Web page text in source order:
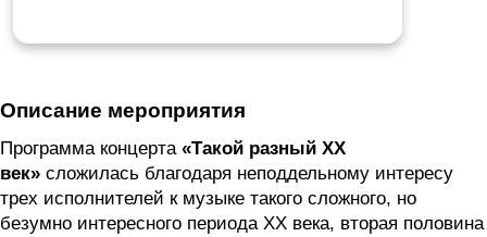
Описание мероприятия
Программа концерта «Такой разный XX
век» сложилась благодаря неподдельному интересу
трех исполнителей к музыке такого сложного, но
безумно интересного периода XX века, вторая половина